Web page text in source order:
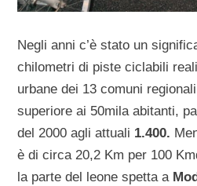
Negli anni c’è stato un
chilometri di piste ciclabili
urbane dei 13 comuni
superiore ai 50mila abitanti,
del 2000 agli attuali 1.400.
è di circa 20,2 Km per 100
la parte del leone spetta a